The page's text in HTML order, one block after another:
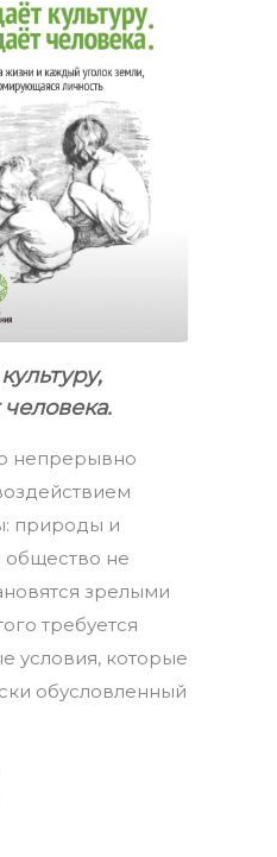
человека.
непрерывно
природы и
общество не
зрелыми
требуется
условия, которые
обусловленный